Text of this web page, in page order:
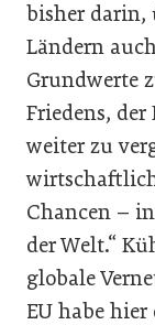
bisher darin,
Ländern
Grundwerte
Friedens,
weiter zu
Chancen –
der Welt.“
globale
EU habe